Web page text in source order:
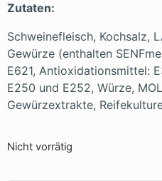
Zutaten:
Schweinefleisch, Kochsalz,
Gewürze (enthalten
E621, Antioxidationsmittel:
E250 und E252, Würze,
Gewürzextrakte,
Nicht vorrätig